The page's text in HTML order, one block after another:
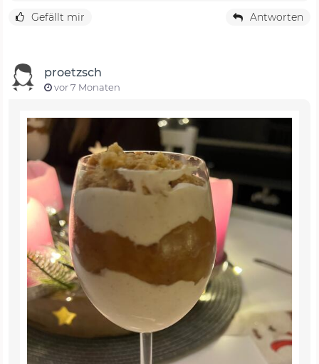
Gefällt mir Antworten
proetzsch
vor 7 Monaten